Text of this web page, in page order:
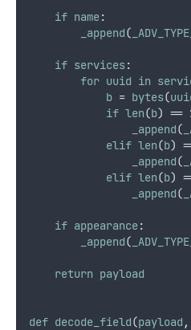
if name:
_append(
if services:
for uuid in
b = bytes(
if len(b) ==
_append(
elif len(b)
_append(
elif len(b)
_append(
if appearance:
_append(
return payload
def decode_field(payload ,